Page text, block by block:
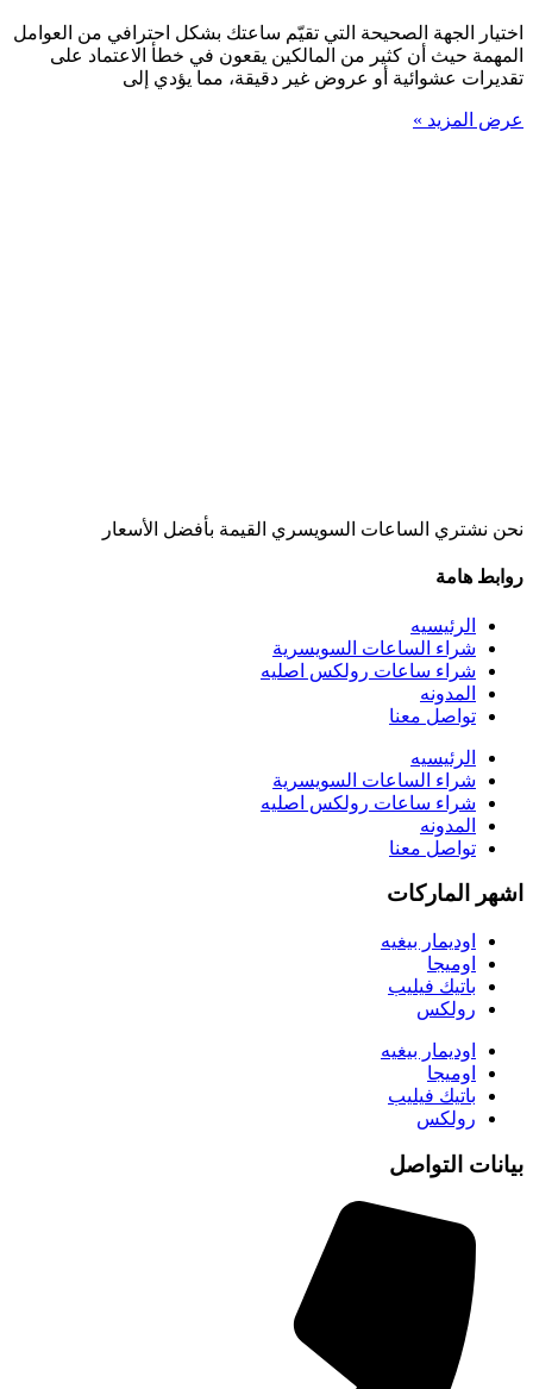
اختيار الجهة الصحيحة التي تقيّم ساعتك بشكل احترافي من العوامل
المهمة حيث أن كثير من المالكين يقعون في خطأ الاعتماد على
تقديرات عشوائية أو عروض غير دقيقة، مما يؤدي إلى
عرض المزيد »
نحن نشتري الساعات السويسري القيمة بأفضل الأسعار
روابط هامة
الرئيسيه
شراء الساعات السويسرية
شراء ساعات رولكس اصليه
المدونه
تواصل معنا
الرئيسيه
شراء الساعات السويسرية
شراء ساعات رولكس اصليه
المدونه
تواصل معنا
اشهر الماركات
اوديمار بيغيه
اوميجا
باتيك فيليب
رولكس
اوديمار بيغيه
اوميجا
باتيك فيليب
رولكس
بيانات التواصل